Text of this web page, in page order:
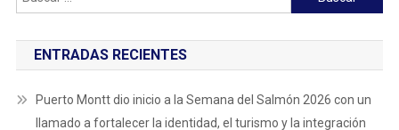
ENTRADAS RECIENTES
Puerto Montt dio inicio a la Semana del Salmón 2026 con un
llamado a fortalecer la identidad, el turismo y la integración